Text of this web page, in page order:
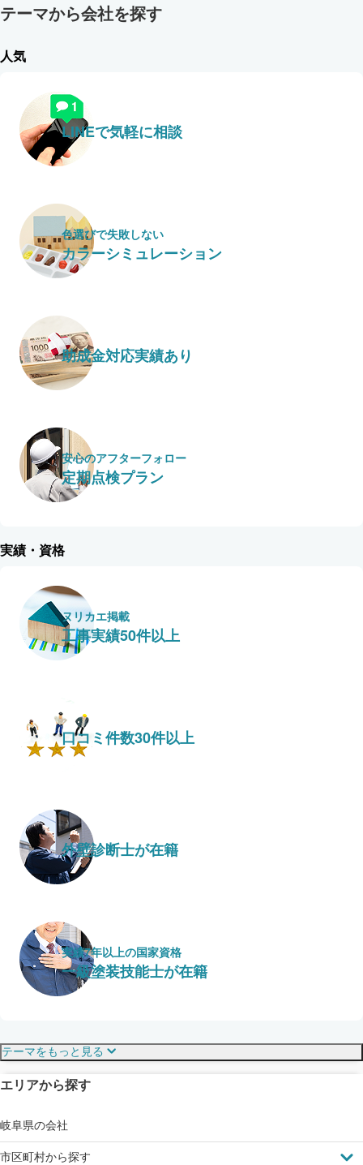
テーマから会社を探す
人気
LINEで気軽に相談
色選びで失敗しない
カラーシミュレーション
助成金対応実績あり
安心のアフターフォロー
定期点検プラン
実績・資格
ヌリカエ掲載
工事実績50件以上
口コミ件数30件以上
外壁診断士が在籍
実績7年以上の国家資格
一級塗装技能士が在籍
見えにくい屋根も安心
ドローン診断
テーマをもっと見る
エリアから探す
岐阜県の会社
市区町村から探す